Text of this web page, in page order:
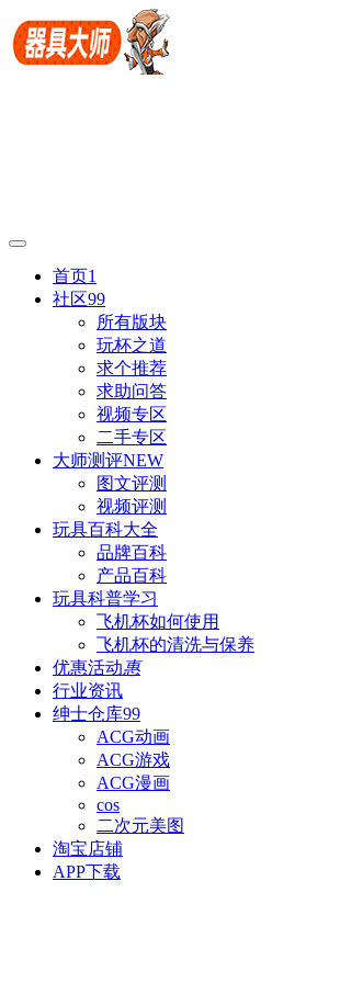
首页1
社区99
所有版块
玩杯之道
求个推荐
求助问答
视频专区
二手专区
大师测评NEW
图文评测
视频评测
玩具百科大全
品牌百科
产品百科
玩具科普学习
飞机杯如何使用
飞机杯的清洗与保养
优惠活动惠
行业资讯
绅士仓库99
ACG动画
ACG游戏
ACG漫画
cos
二次元美图
淘宝店铺
APP下载